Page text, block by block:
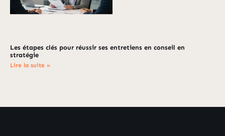
Les étapes clés pour réussir ses entretiens en conseil en
stratégie
Lire la suite »